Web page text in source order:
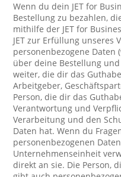
Wenn du dein JET for
Bestellung zu bezahlen,
mithilfe der JET for
JET zur Erfüllung unseres
personenbezogene Daten
über deine Bestellung
weiter, die dir das
Arbeitgeber,
Person, die dir das
Verantwortung und
Verarbeitung und den
Daten hat. Wenn du
personenbezogenen
Unternehmenseinheit
direkt an sie. Die Person,